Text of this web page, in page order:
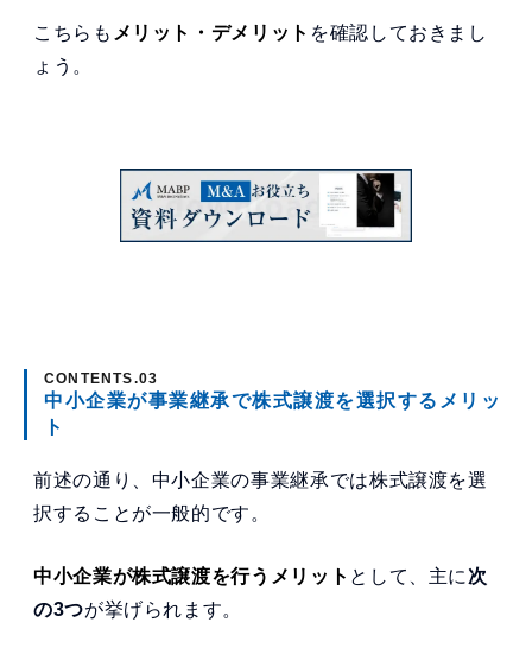
こちらも メリット・デメリット を確認しておきまし
ょう。
中小企業が事業継承で株式譲渡を選択するメリッ
ト
前述の通り、中小企業の事業継承では株式譲渡を選
択することが一般的です。
中小企業が株式譲渡を行うメリット として、主に 次
の3つが挙げられます。